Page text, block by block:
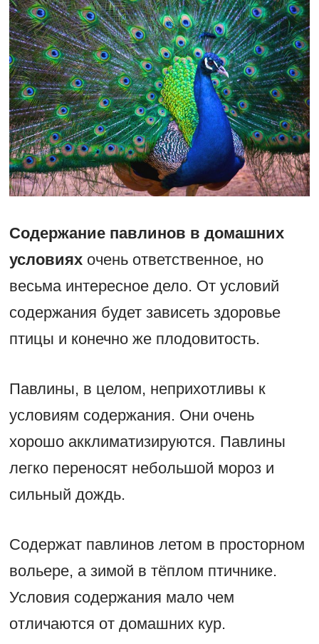
Содержание павлинов в домашних
условияхочень ответственное, но
весьма интересное дело. От условий
содержания будет зависеть здоровье
птицы и конечно же плодовитость.
Павлины, в целом, неприхотливы к
условиям содержания. Они очень
хорошо акклиматизируются. Павлины
легко переносят небольшой мороз и
сильный дождь.
Содержат павлинов летом в просторном
вольере, а зимой в тёплом птичнике.
Условия содержания мало чем
отличаются от домашних кур.